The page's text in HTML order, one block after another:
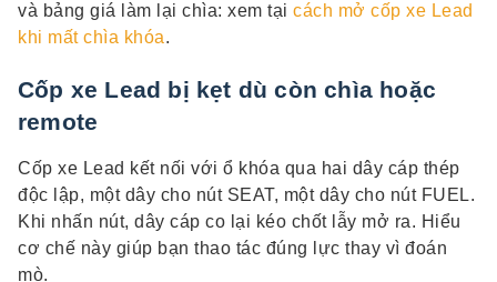
và bảng giá làm lại chìa: xem tại cách mở cốp xe Lead
khi mất chìa khóa.
Cốp xe Lead bị kẹt dù còn chìa hoặc
remote
Cốp xe Lead kết nối với ổ khóa qua hai dây cáp thép
độc lập, một dây cho nút SEAT, một dây cho nút FUEL.
Khi nhấn nút, dây cáp co lại kéo chốt lẫy mở ra. Hiểu
cơ chế này giúp bạn thao tác đúng lực thay vì đoán
mò.